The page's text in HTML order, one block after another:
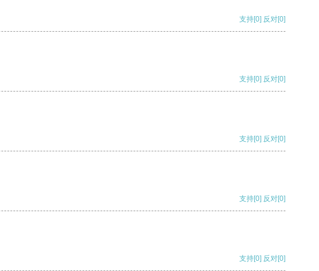
支持[0] 反对[0]
支持[0] 反对[0]
支持[0] 反对[0]
支持[0] 反对[0]
支持[0] 反对[0]